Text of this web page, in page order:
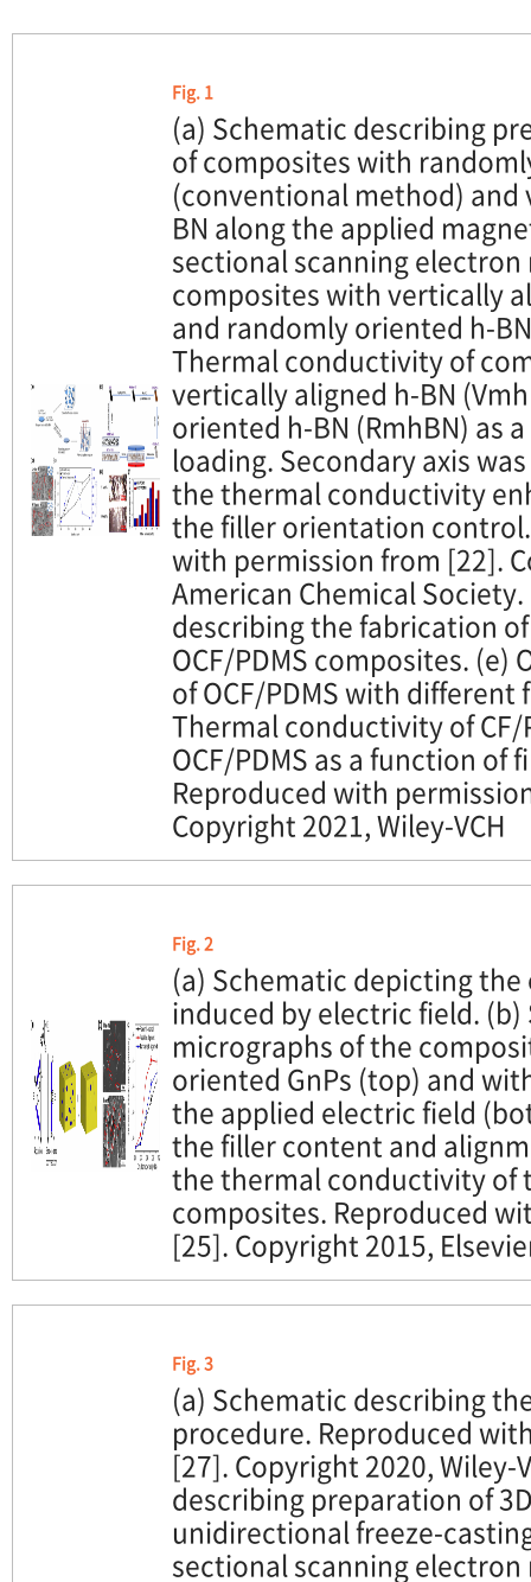
Fig. 1
(a) Schematic describing
of composites with
(conventional method) and
BN along the applied
sectional scanning
composites with vertically
and randomly oriented h-
Thermal conductivity of
vertically aligned h-BN
oriented h-BN (RmhBN) as
loading. Secondary axis
the thermal conductivity
the filler orientation
with permission from [22].
American Chemical
describing the fabrication of
OCF/PDMS composites.
of OCF/PDMS with
Thermal conductivity of CF/
OCF/PDMS as a function of
Reproduced with
Copyright 2021, Wiley-VCH
Fig. 2
(a) Schematic depicting
induced by electric field.
micrographs of the
oriented GnPs (top) and
the applied electric field
the filler content and
the thermal conductivity of
composites. Reproduced
[25]. Copyright 2015,
Fig. 3
(a) Schematic describing
procedure. Reproduced
[27]. Copyright 2020, Wiley-
describing preparation of
unidirectional freeze-
sectional scanning